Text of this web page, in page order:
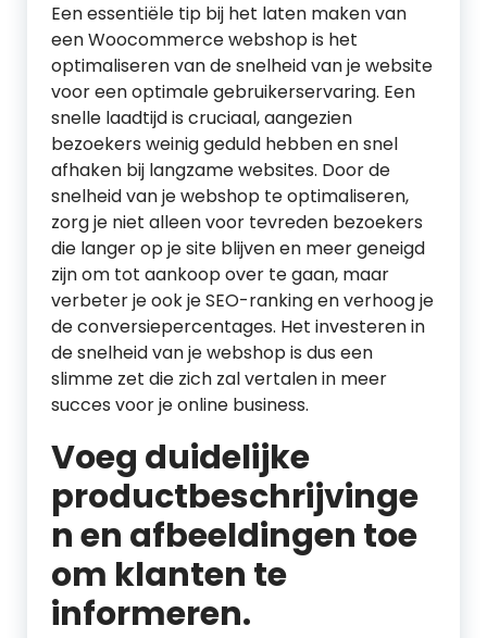
Een essentiële tip bij het laten maken van
een Woocommerce webshop is het
optimaliseren van de snelheid van je website
voor een optimale gebruikerservaring. Een
snelle laadtijd is cruciaal, aangezien
bezoekers weinig geduld hebben en snel
afhaken bij langzame websites. Door de
snelheid van je webshop te optimaliseren,
zorg je niet alleen voor tevreden bezoekers
die langer op je site blijven en meer geneigd
zijn om tot aankoop over te gaan, maar
verbeter je ook je SEO-ranking en verhoog je
de conversiepercentages. Het investeren in
de snelheid van je webshop is dus een
slimme zet die zich zal vertalen in meer
succes voor je online business.
Voeg duidelijke
productbeschrijvinge
n en afbeeldingen toe
om klanten te
informeren.